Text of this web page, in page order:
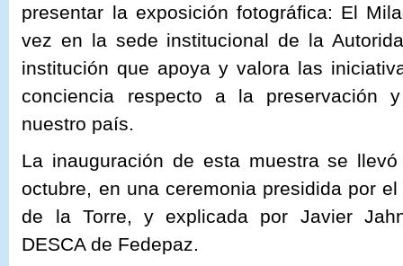
presentar la exposición fotográfica: El
vez en la sede institucional de la
institución que apoya y valora las
conciencia respecto a la preservación
nuestro país.
La inauguración de esta muestra se
octubre, en una ceremonia presidida por
de la Torre, y explicada por Javier
DESCA de Fedepaz.